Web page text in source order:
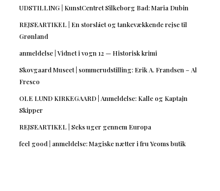
UDSTILLING | KunstCentret Silkeborg Bad: Maria Dubin
REJSEARTIKEL | En storslået og tankevækkende rejse til
Grønland
anmeldelse | Vidnet i vogn 12 — Historisk krimi
Skovgaard Museet | sommerudstilling: Erik A. Frandsen – Al
Fresco
OLE LUND KIRKEGAARD | Anmeldelse: Kalle og Kaptajn
Skipper
REJSEARTIKEL | Seks uger gennem Europa
feel good | anmeldelse: Magiske nætter i fru Yeoms butik